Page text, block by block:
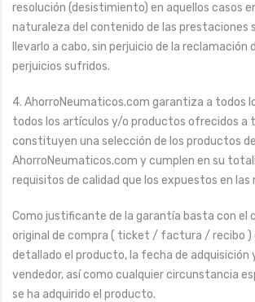
resolución (desistimiento) en aquellos casos
naturaleza del contenido de las prestaciones
llevarlo a cabo, sin perjuicio de la reclamación
perjuicios sufridos.
4. AhorroNeumaticos.com garantiza a todos
todos los artículos y/o productos ofrecidos a
constituyen una selección de los productos
AhorroNeumaticos.com y cumplen en su
requisitos de calidad que los expuestos en las
Como justificante de la garantía basta con el
original de compra ( ticket / factura / recibo )
detallado el producto, la fecha de adquisición
vendedor, así como cualquier circunstancia
se ha adquirido el producto.